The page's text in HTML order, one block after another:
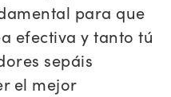
para que
efectiva y tanto tú
sepáis
el mejor